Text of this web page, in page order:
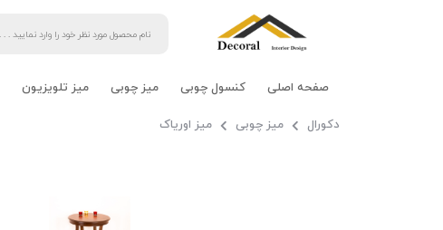
صفحه اصلی کنسول چوبی میز چوبی میز تلویزیون
دکورال میز چوبی میز اوریاک